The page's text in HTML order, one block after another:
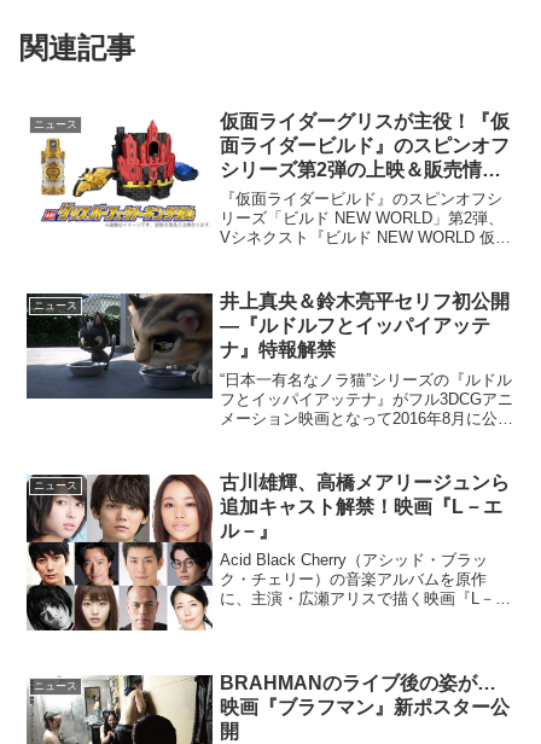
関連記事
ニュース
仮面ライダーグリスが主役！『仮
面ライダービルド』のスピンオフ
シリーズ第2弾の上映＆販売情報
が解禁
『仮面ライダービルド』のスピンオフシ
リーズ「ビルド NEW WORLD」第2弾、
Vシネクスト『ビルド NEW WORLD 仮面
2018年8月26...
ニュース
井上真央＆鈴木亮平セリフ初公開
―『ルドルフとイッパイアッテ
ナ』特報解禁
“日本一有名なノラ猫”シリーズの『ルドル
フとイッパイアッテナ』がフル3DCGアニ
メーション映画となって2016年8月に公開
ナ』特報動画が解禁映画『ルドルフとイ
ッパイアッテ...
ニュース
古川雄輝、高橋メアリージュンら
追加キャスト解禁！映画『L－エ
ル－』
Acid Black Cherry（アシッド・ブラッ
ク・チェリー）の音楽アルバムを原作
に、主演・広瀬アリスで描く映画『L－エ
トの...
ニュース
BRAHMANのライブ後の姿が…
映画『ブラフマン』新ポスター公
開